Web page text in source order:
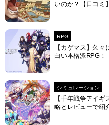
いのか？【口コミ】
RPG
【カゲマス】久
白い本格派RPG！
シミュレーション
【千年戦争アイ
略とレビューで紹